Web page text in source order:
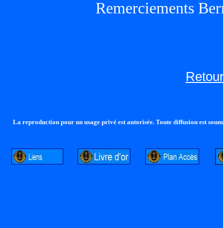
Remerciements
La reproduction pour un usage privé est autorisée. Toute diffusion est